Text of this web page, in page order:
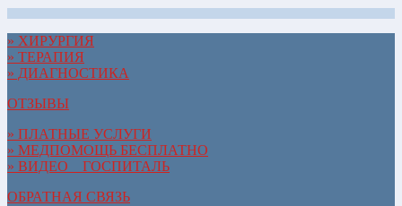
» ХИРУРГИЯ
» ТЕРАПИЯ
» ДИАГНОСТИКА
ОТЗЫВЫ
» ПЛАТНЫЕ УСЛУГИ
» МЕДПОМОЩЬ БЕСПЛАТНО
» ВИДЕО__ГОСПИТАЛЬ
ОБРАТНАЯ СВЯЗЬ